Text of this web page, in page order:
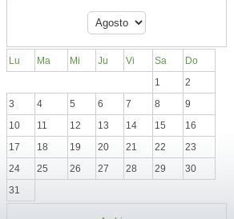
Lu Ma Mi Ju Vi Sa
Do
1
2
3
4 5 6 7 8
9
10
11 12 13 14 15
16
17
18 19 20 21 22
23
24
25 26 27 28 29
30
31